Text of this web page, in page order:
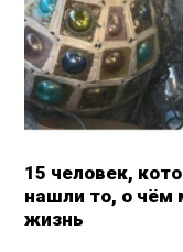
15 человек,
нашли то, о чём
жизнь